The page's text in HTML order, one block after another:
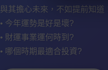
與其擔心未來，不如提前知道
• 今年運勢是好是壞?
• 財運事業運何時到?
• 哪個時期最適合投資?